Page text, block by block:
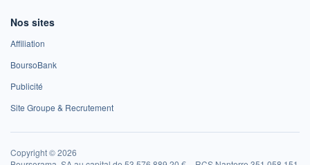
Nos sites
Affiliation
BoursoBank
Publicité
Site Groupe & Recrutement
Copyright © 2026